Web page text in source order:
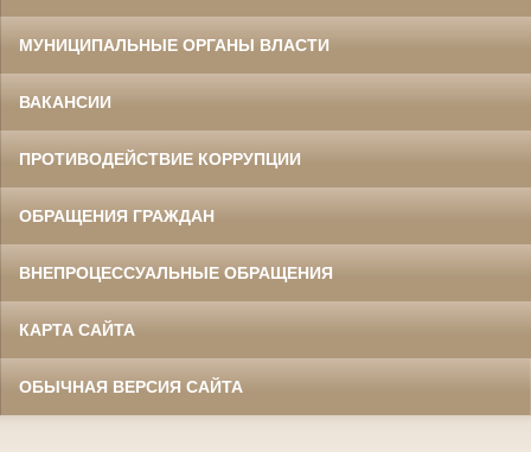
МУНИЦИПАЛЬНЫЕ ОРГАНЫ ВЛАСТИ
ВАКАНСИИ
ПРОТИВОДЕЙСТВИЕ КОРРУПЦИИ
ОБРАЩЕНИЯ ГРАЖДАН
ВНЕПРОЦЕССУАЛЬНЫЕ ОБРАЩЕНИЯ
КАРТА САЙТА
ОБЫЧНАЯ ВЕРСИЯ САЙТА